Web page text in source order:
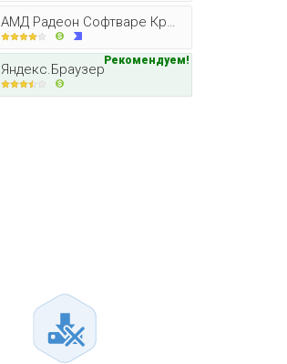
АМД Радеон Софтваре Кримсон Едитор
Яндекс.Браузер
Рекомендуем!